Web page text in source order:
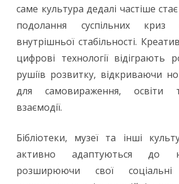
саме культура дедалі частіше
подолання суспільних криз
внутрішньої стабільності.
цифрові технології відіграють
рушіїв розвитку, відкриваючи
для самовираження, освіти
взаємодії.
Бібліотеки, музеї та інші
активно адаптуються до
розширюючи свої